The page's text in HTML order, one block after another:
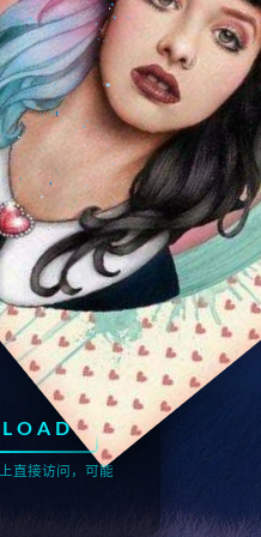
接访问，可能无法自动播放音乐，请点